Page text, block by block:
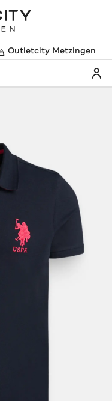
Outletcity Metzingen